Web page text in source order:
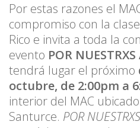
Por estas razones el
compromiso con la
Rico e invita a toda la
evento POR
tendrá lugar el próximo
octubre, de 2:00pm a
interior del MAC
Santurce. POR